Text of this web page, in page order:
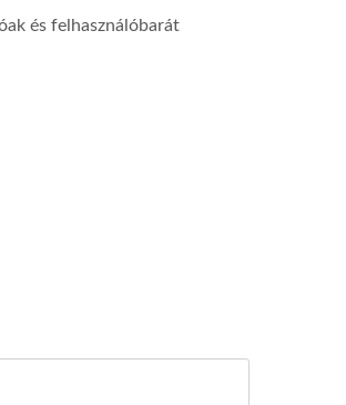
és felhasználóbarát